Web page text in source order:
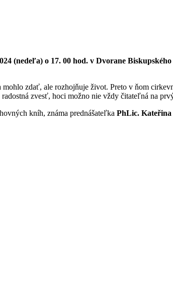
(nedeľa) o 17. 00 hod. v Dvorane
zdať, ale rozhojňuje život. Preto v ňom
zvesť, hoci možno nie vždy čitateľná na
kníh, známa prednášateľka PhLic.